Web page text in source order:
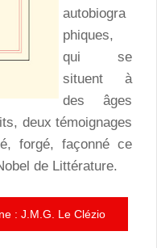
autobiogra
phiques,
qui se
situent à
des âges
deux témoignages
forgé, façonné ce
de Littérature.
: J.M.G. Le Clézio